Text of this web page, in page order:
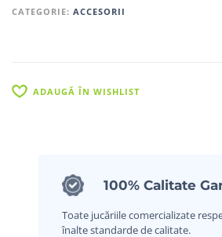
CATEGORIE: ACCESORII
ADAUGĂ ÎN WISHLIST
100% Calitate
Toate jucăriile comercializate
înalte standarde de calitate.